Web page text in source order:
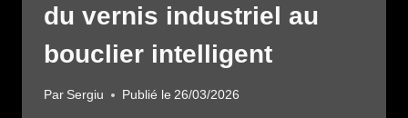
du vernis industriel au
bouclier intelligent
Par Sergiu Publié le 26/03/2026